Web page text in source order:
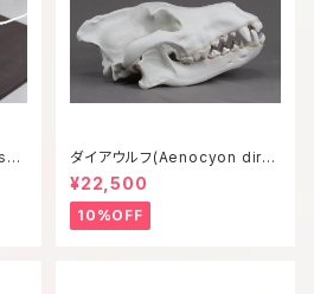
ダイアウルフ(Aenocyon diru
s) 復元等倍頭骨模型
¥22,500
10%OFF